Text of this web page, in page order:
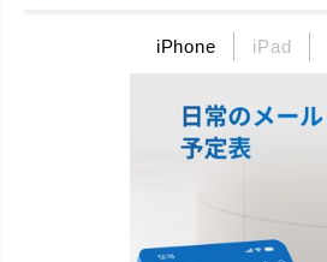
iPhone iPad